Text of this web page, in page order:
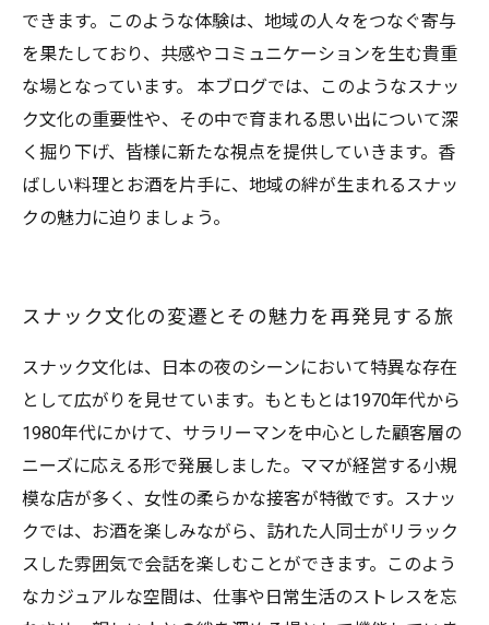
できます。このような体験は、地域の人々をつなぐ寄与
を果たしており、共感やコミュニケーションを生む貴重
な場となっています。 本ブログでは、このようなスナッ
ク文化の重要性や、その中で育まれる思い出について深
く掘り下げ、皆様に新たな視点を提供していきます。香
ばしい料理とお酒を片手に、地域の絆が生まれるスナッ
クの魅力に迫りましょう。
スナック文化の変遷とその魅力を再発見する旅
スナック文化は、日本の夜のシーンにおいて特異な存在
として広がりを見せています。もともとは1970年代から
1980年代にかけて、サラリーマンを中心とした顧客層の
ニーズに応える形で発展しました。ママが経営する小規
模な店が多く、女性の柔らかな接客が特徴です。スナッ
クでは、お酒を楽しみながら、訪れた人同士がリラック
スした雰囲気で会話を楽しむことができます。このよう
なカジュアルな空間は、仕事や日常生活のストレスを忘